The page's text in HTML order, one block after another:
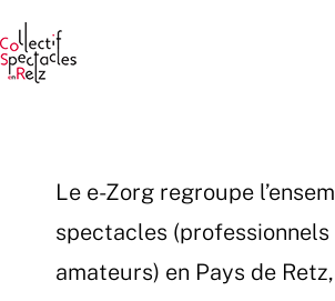
au
contenu
Le e-Zorg regroupe
spectacles (professionnels
amateurs) en Pays de Retz,